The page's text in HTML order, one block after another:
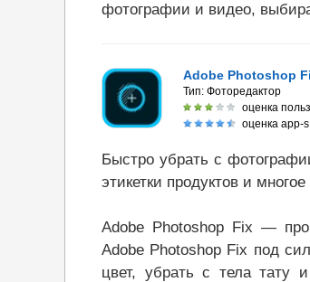
фотографии и видео,
Adobe Photoshop
Тип: Фоторедактор
оценка
оценка app-s
Быстро убрать с
этикетки продуктов и
Adobe Photoshop Fix —
Adobe Photoshop Fix под
цвет, убрать с тела тату